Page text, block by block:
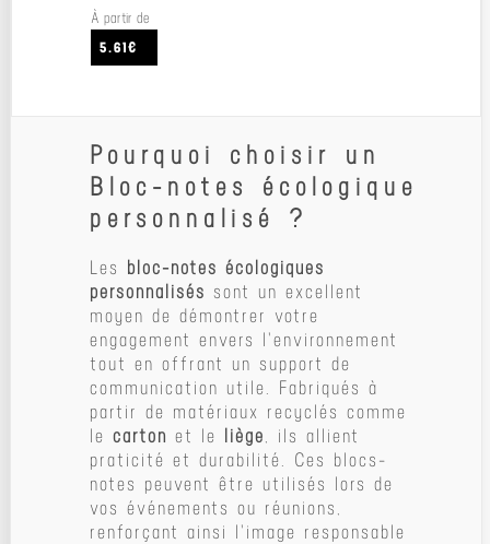
À partir de
5.61€
Pourquoi choisir un
Bloc-notes écologique
personnalisé ?
Les bloc-notes écologiques
personnalisés sont un excellent
moyen de démontrer votre
engagement envers l'environnement
tout en offrant un support de
communication utile. Fabriqués à
partir de matériaux recyclés comme
le carton et le liège, ils allient
praticité et durabilité. Ces blocs-
notes peuvent être utilisés lors de
vos événements ou réunions,
renforçant ainsi l'image responsable